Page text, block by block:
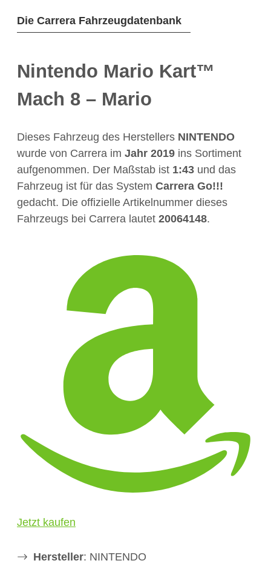
Die Carrera Fahrzeugdatenbank
Nintendo Mario Kart™
Mach 8 – Mario
Dieses Fahrzeug des Herstellers NINTENDO
wurde von Carrera im Jahr 2019 ins Sortiment
aufgenommen. Der Maßstab ist 1:43 und das
Fahrzeug ist für das System Carrera Go!!!
gedacht. Die offizielle Artikelnummer dieses
Fahrzeugs bei Carrera lautet 20064148.
Jetzt kaufen
Hersteller: NINTENDO